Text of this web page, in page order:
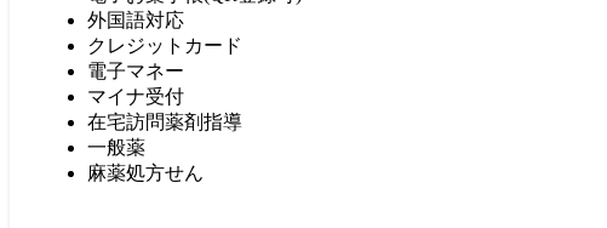
外国語対応
クレジットカード
電子マネー
マイナ受付
在宅訪問薬剤指導
一般薬
麻薬処方せん